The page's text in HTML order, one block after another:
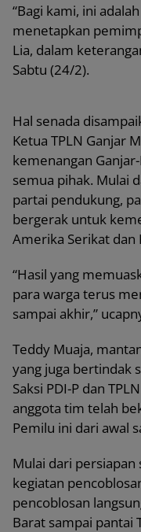
“Bagi kami, ini
menetapkan
Lia, dalam
Sabtu (24/2).
Hal senada
Ketua TPLN Ganjar
kemenangan
semua pihak. Mulai
partai pendukung,
bergerak untuk
Amerika Serikat dan
“Hasil yang
para warga terus
sampai akhir,”
Teddy Muaja,
yang juga bertindak
Saksi PDI-P dan
anggota tim telah
Pemilu ini dari awal
Mulai dari persiapan
kegiatan
pencoblosan
Barat sampai pantai